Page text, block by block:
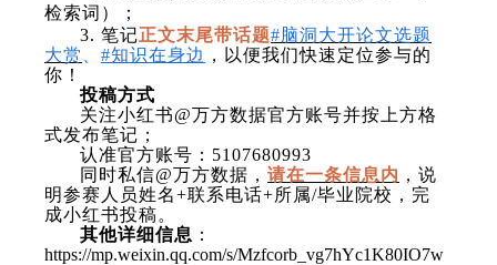
检索词）；
3. 笔记正文末尾带话题#脑洞大开论文选题
大赏
#知识在身边 ，以便我们快速定位参与的
你！
投稿方式
关注小红书@万方数据官方账号并按上方格
式发布笔记；
认准官方账号： 5107680993
同时私信@万方数据， 请在一条信息内 ，说
明参赛人员姓名+联系电话+所属/毕业院校，完
成小红书投稿。
其他详细信息 ：
https://mp.weixin.qq.com/s/Mzfcorb_vg7hYc1K80IO7w